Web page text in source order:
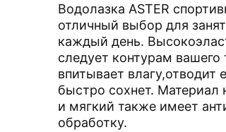
Водолазка ASTER
отличный выбор для
каждый день.
следует контурам вашего
впитывает влагу,отводит
быстро сохнет. Материал
и мягкий также имеет
обработку.